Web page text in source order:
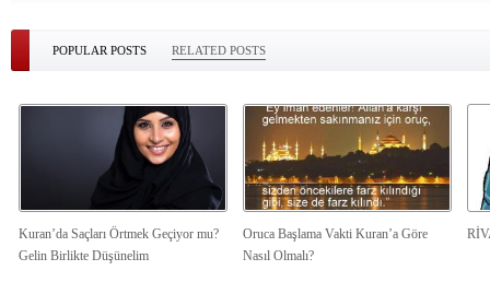
POPULAR POSTS RELATED POSTS
Kuran’da Saçları Örtmek Geçiyor mu?
Gelin Birlikte Düşünelim
Oruca Başlama Vakti Kuran’a Göre
Nasıl Olmalı?